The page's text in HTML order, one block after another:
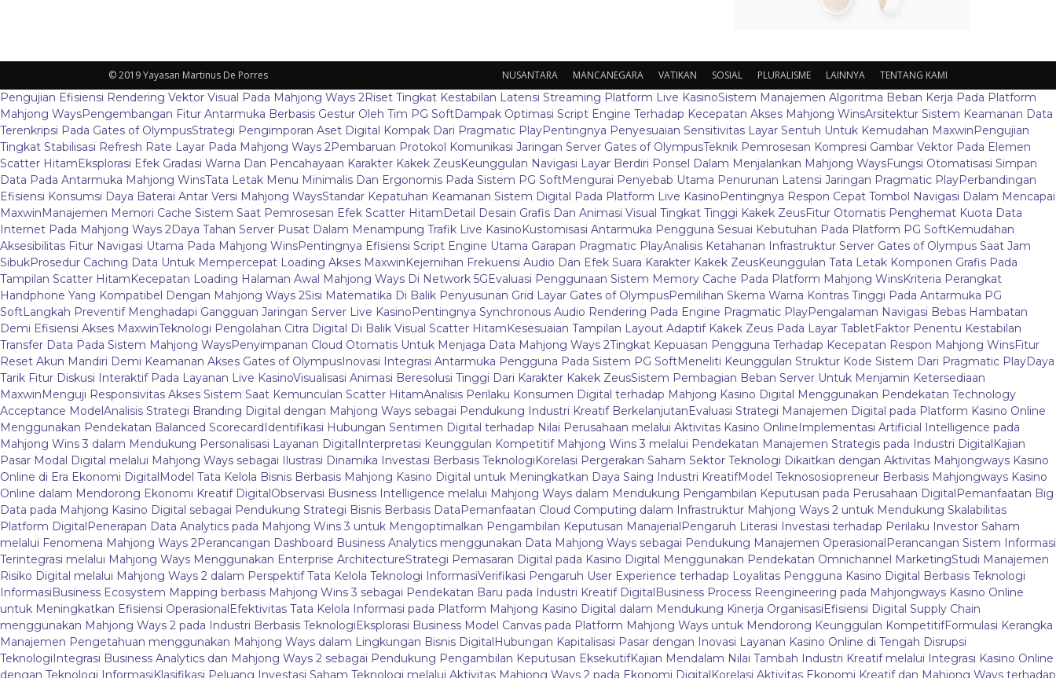
NUSANTARA MANCANEGARA VATIKAN SOSIAL PLURALISME LAINNYA TENTANG KAMI
© 2019 Yayasan Martinus De Porres
Pengujian Efisiensi Rendering Vektor Visual Pada Mahjong Ways 2Riset Tingkat Kestabilan Latensi Streaming Platform Live KasinoSistem Manajemen Algoritma Beban Kerja Pada Platform
Mahjong WaysPengembangan Fitur Antarmuka Berbasis Gestur Oleh Tim PG SoftDampak Optimasi Script Engine Terhadap Kecepatan Akses Mahjong WinsArsitektur Sistem Keamanan Data
Terenkripsi Pada Gates of OlympusStrategi Pengimporan Aset Digital Kompak Dari Pragmatic PlayPentingnya Penyesuaian Sensitivitas Layar Sentuh Untuk Kemudahan MaxwinPengujian
Tingkat Stabilisasi Refresh Rate Layar Pada Mahjong Ways 2Pembaruan Protokol Komunikasi Jaringan Server Gates of OlympusTeknik Pemrosesan Kompresi Gambar Vektor Pada Elemen
Scatter HitamEksplorasi Efek Gradasi Warna Dan Pencahayaan Karakter Kakek ZeusKeunggulan Navigasi Layar Berdiri Ponsel Dalam Menjalankan Mahjong WaysFungsi Otomatisasi Simpan
Data Pada Antarmuka Mahjong WinsTata Letak Menu Minimalis Dan Ergonomis Pada Sistem PG SoftMengurai Penyebab Utama Penurunan Latensi Jaringan Pragmatic PlayPerbandingan
Efisiensi Konsumsi Daya Baterai Antar Versi Mahjong WaysStandar Kepatuhan Keamanan Sistem Digital Pada Platform Live KasinoPentingnya Respon Cepat Tombol Navigasi Dalam Mencapai
MaxwinManajemen Memori Cache Sistem Saat Pemrosesan Efek Scatter HitamDetail Desain Grafis Dan Animasi Visual Tingkat Tinggi Kakek ZeusFitur Otomatis Penghemat Kuota Data
Internet Pada Mahjong Ways 2Daya Tahan Server Pusat Dalam Menampung Trafik Live KasinoKustomisasi Antarmuka Pengguna Sesuai Kebutuhan Pada Platform PG SoftKemudahan
Aksesibilitas Fitur Navigasi Utama Pada Mahjong WinsPentingnya Efisiensi Script Engine Utama Garapan Pragmatic PlayAnalisis Ketahanan Infrastruktur Server Gates of Olympus Saat Jam
SibukProsedur Caching Data Untuk Mempercepat Loading Akses MaxwinKejernihan Frekuensi Audio Dan Efek Suara Karakter Kakek ZeusKeunggulan Tata Letak Komponen Grafis Pada
Tampilan Scatter HitamKecepatan Loading Halaman Awal Mahjong Ways Di Network 5GEvaluasi Penggunaan Sistem Memory Cache Pada Platform Mahjong WinsKriteria Perangkat
Handphone Yang Kompatibel Dengan Mahjong Ways 2Sisi Matematika Di Balik Penyusunan Grid Layar Gates of OlympusPemilihan Skema Warna Kontras Tinggi Pada Antarmuka PG
SoftLangkah Preventif Menghadapi Gangguan Jaringan Server Live KasinoPentingnya Synchronous Audio Rendering Pada Engine Pragmatic PlayPengalaman Navigasi Bebas Hambatan
Demi Efisiensi Akses MaxwinTeknologi Pengolahan Citra Digital Di Balik Visual Scatter HitamKesesuaian Tampilan Layout Adaptif Kakek Zeus Pada Layar TabletFaktor Penentu Kestabilan
Transfer Data Pada Sistem Mahjong WaysPenyimpanan Cloud Otomatis Untuk Menjaga Data Mahjong Ways 2Tingkat Kepuasan Pengguna Terhadap Kecepatan Respon Mahjong WinsFitur
Reset Akun Mandiri Demi Keamanan Akses Gates of OlympusInovasi Integrasi Antarmuka Pengguna Pada Sistem PG SoftMeneliti Keunggulan Struktur Kode Sistem Dari Pragmatic PlayDaya
Tarik Fitur Diskusi Interaktif Pada Layanan Live KasinoVisualisasi Animasi Beresolusi Tinggi Dari Karakter Kakek ZeusSistem Pembagian Beban Server Untuk Menjamin Ketersediaan
MaxwinMenguji Responsivitas Akses Sistem Saat Kemunculan Scatter HitamAnalisis Perilaku Konsumen Digital terhadap Mahjong Kasino Digital Menggunakan Pendekatan Technology
Acceptance ModelAnalisis Strategi Branding Digital dengan Mahjong Ways sebagai Pendukung Industri Kreatif BerkelanjutanEvaluasi Strategi Manajemen Digital pada Platform Kasino Online
Menggunakan Pendekatan Balanced ScorecardIdentifikasi Hubungan Sentimen Digital terhadap Nilai Perusahaan melalui Aktivitas Kasino OnlineImplementasi Artificial Intelligence pada
Mahjong Wins 3 dalam Mendukung Personalisasi Layanan DigitalInterpretasi Keunggulan Kompetitif Mahjong Wins 3 melalui Pendekatan Manajemen Strategis pada Industri DigitalKajian
Pasar Modal Digital melalui Mahjong Ways sebagai Ilustrasi Dinamika Investasi Berbasis TeknologiKorelasi Pergerakan Saham Sektor Teknologi Dikaitkan dengan Aktivitas Mahjongways Kasino
Online di Era Ekonomi DigitalModel Tata Kelola Bisnis Berbasis Mahjong Kasino Digital untuk Meningkatkan Daya Saing Industri KreatifModel Teknososiopreneur Berbasis Mahjongways Kasino
Online dalam Mendorong Ekonomi Kreatif DigitalObservasi Business Intelligence melalui Mahjong Ways dalam Mendukung Pengambilan Keputusan pada Perusahaan DigitalPemanfaatan Big
Data pada Mahjong Kasino Digital sebagai Pendukung Strategi Bisnis Berbasis DataPemanfaatan Cloud Computing dalam Infrastruktur Mahjong Ways 2 untuk Mendukung Skalabilitas
Platform DigitalPenerapan Data Analytics pada Mahjong Wins 3 untuk Mengoptimalkan Pengambilan Keputusan ManajerialPengaruh Literasi Investasi terhadap Perilaku Investor Saham
melalui Fenomena Mahjong Ways 2Perancangan Dashboard Business Analytics menggunakan Data Mahjong Ways sebagai Pendukung Manajemen OperasionalPerancangan Sistem Informasi
Terintegrasi melalui Mahjong Ways Menggunakan Enterprise ArchitectureStrategi Pemasaran Digital pada Kasino Digital Menggunakan Pendekatan Omnichannel MarketingStudi Manajemen
Risiko Digital melalui Mahjong Ways 2 dalam Perspektif Tata Kelola Teknologi InformasiVerifikasi Pengaruh User Experience terhadap Loyalitas Pengguna Kasino Digital Berbasis Teknologi
InformasiBusiness Ecosystem Mapping berbasis Mahjong Wins 3 sebagai Pendekatan Baru pada Industri Kreatif DigitalBusiness Process Reengineering pada Mahjongways Kasino Online
untuk Meningkatkan Efisiensi OperasionalEfektivitas Tata Kelola Informasi pada Platform Mahjong Kasino Digital dalam Mendukung Kinerja OrganisasiEfisiensi Digital Supply Chain
menggunakan Mahjong Ways 2 pada Industri Berbasis TeknologiEksplorasi Business Model Canvas pada Platform Mahjong Ways untuk Mendorong Keunggulan KompetitifFormulasi Kerangka
Manajemen Pengetahuan menggunakan Mahjong Ways dalam Lingkungan Bisnis DigitalHubungan Kapitalisasi Pasar dengan Inovasi Layanan Kasino Online di Tengah Disrupsi
TeknologiIntegrasi Business Analytics dan Mahjong Ways 2 sebagai Pendukung Pengambilan Keputusan EksekutifKajian Mendalam Nilai Tambah Industri Kreatif melalui Integrasi Kasino Online
dengan Teknologi InformasiKlasifikasi Peluang Investasi Saham Teknologi melalui Aktivitas Mahjong Ways 2 pada Ekonomi DigitalKorelasi Aktivitas Ekonomi Kreatif dan Mahjong Ways terhadap